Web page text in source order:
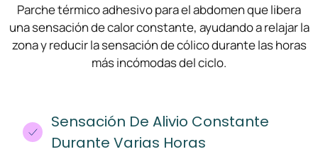
Parche térmico adhesivo para el abdomen que libera
una sensación de calor constante, ayudando a relajar la
zona y reducir la sensación de cólico durante las horas
más incómodas del ciclo.
Sensación De Alivio Constante
Durante Varias Horas